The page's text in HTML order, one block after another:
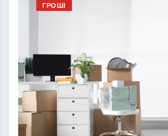
ГРОШІ